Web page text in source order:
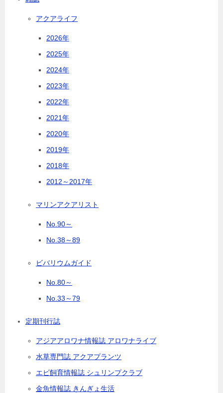
アクアライフ
2026年
2025年
2024年
2023年
2022年
2021年
2020年
2019年
2018年
2012～2017年
マリンアクアリスト
No.90～
No.38～89
ビバリウムガイド
No.80～
No.33～79
定期刊行誌
アジアアロワナ情報誌 アロワナライブ
水草専門誌 アクアプランツ
エビ飼育情報誌 シュリンプクラブ
金魚情報誌 きんぎょ生活